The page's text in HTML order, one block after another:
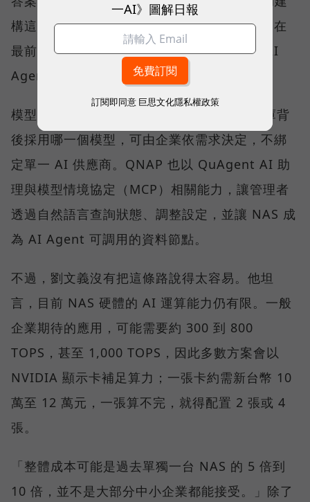
構這類應用，協助企業建立私有知識庫；而走在
最前面的少數企業，則已經嘗試地端推論與 AI
Agent。
模型的選擇權，QNAP 刻意留給客戶。知識庫背
後採用哪一個模型，可由企業依需求決定，不綁
定單一 AI 供應商。QNAP 也以 QuAgent AI 助
理與模型情境協定（MCP）相關能力，讓管理者
透過自然語言查詢狀態、調整設定，並讓 NAS 成
為 AI Agent 可調用的資料節點。
不過，劉文義沒有把這條路說得太容易。他坦
言，目前 NAS 硬體的 AI 運算能力仍有限。一般
企業期待的應用，可能需要約 300 到 800
TOPS，甚至 1,000 TOPS，因此多數方案會以
NVIDIA 顯示卡補足算力；一張卡約需新台幣 10
萬至 12 萬元，一張算不完，就得配置 2 張或 4
張。
「整體成本可能是過去單獨一台 NAS 的 5 倍到
10 倍，並不是大部分中小企業都能接受。」除了
一AI》圖解日報
訂閱即同意 巨思文化隱私權政策